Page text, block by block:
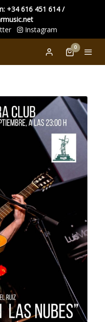
+34 616 451 614 /
Instagram
0